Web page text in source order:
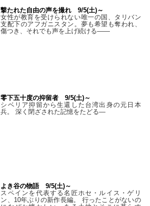
撃たれた自由の声を撮れ 9/5(土)～
女性が教育を受けられない唯一の国、タリバン
支配下のアフガニスタン。夢も希望も奪われ、
傷つき、それでも声を上げ続ける——
零下五十度の抑留者 9/5(土)～
シベリア抑留から生還した台湾出身の元日本
兵。 深く閉ざされた記憶をたどる—
よき谷の物語 9/5(土)～
スペインを代表する名匠ホセ・ルイス・ゲリ
ン、10年ぶりの新作長編。 行ったことがないの